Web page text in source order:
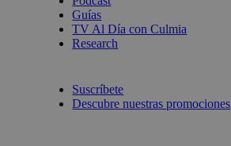
Guías
TV Al Día con Culmia
Research
Suscríbete
Descubre nuestras promociones